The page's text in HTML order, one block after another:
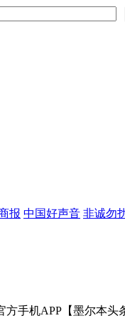
报 中国好声音 非诚勿
手机APP【墨尔本